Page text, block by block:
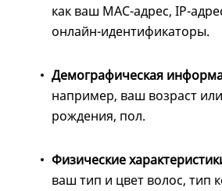
как ваш MAC-адрес, IP-
онлайн-идентификаторы.
Демографическая
например, ваш возраст
рождения, пол.
Физические
ваш тип и цвет волос, тип